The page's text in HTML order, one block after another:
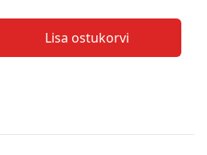
Lisa ostukorvi